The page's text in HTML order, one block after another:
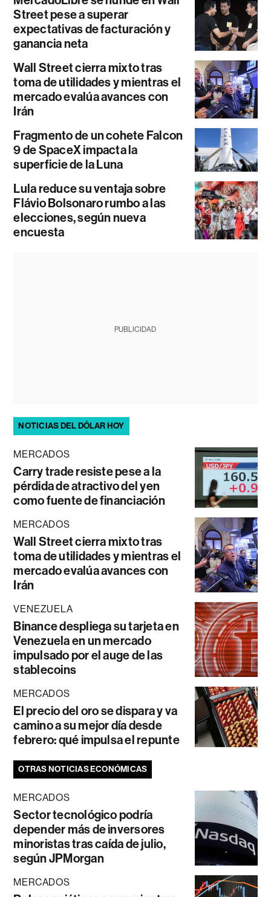
Street pese a superar
expectativas de facturación y
ganancia neta
Wall Street cierra mixto tras
toma de utilidades y mientras el
mercado evalúa avances con
Irán
Fragmento de un cohete Falcon
9 de SpaceX impacta la
superficie de la Luna
Lula reduce su ventaja sobre
Flávio Bolsonaro rumbo a las
elecciones, según nueva
encuesta
PUBLICIDAD
NOTICIAS DEL DÓLAR HOY
MERCADOS
Carry trade resiste pese a la
pérdida de atractivo del yen
como fuente de financiación
MERCADOS
Wall Street cierra mixto tras
toma de utilidades y mientras el
mercado evalúa avances con
Irán
VENEZUELA
Binance despliega su tarjeta en
Venezuela en un mercado
impulsado por el auge de las
stablecoins
MERCADOS
El precio del oro se dispara y va
camino a su mejor día desde
febrero: qué impulsa el repunte
OTRAS NOTICIAS ECONÓMICAS
MERCADOS
Sector tecnológico podría
depender más de inversores
minoristas tras caída de julio,
según JPMorgan
MERCADOS